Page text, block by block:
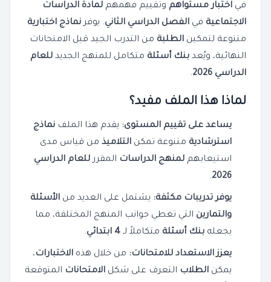
في اختبار مستواهم وتقييم فهمهم لمادة الدراسات
الاجتماعية في الفصل الدراسي الثاني. يوفرنماذج اختبارية
متنوعة لتمكين الطلبة من التدرب الجيد قبل الامتحانات
النهائية، ويُعد بنك أسئلة متكامل للمنهج الجديد للعام
الدراسي 2026
.
لماذا هذا الملف مفيد؟
يساعد على تقييم المستوى: يقدم هذا الملف نماذج
استرشادية متنوعة تمكن التلاميذ من قياس مدى
استيعابهم لمنهج الدراسات المقررللعام الدراسي
2026
.
يوفر تدريبات مكثفة: يشتمل على العديد من الأسئلة
والتمارين التي تغطي جوانب المنهج المختلفة، مما
يجعله بنك أسئلة متكاملاً لـ 4 ابتدائي .
يعزز الاستعداد للامتحانات: من خلال هذه الاختبارات،
يمكن الطلاب التعرف على شكل الامتحانات المتوقعة